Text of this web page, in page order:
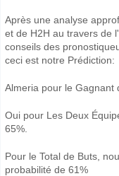
Après une analyse
et de H2H au travers de
conseils des
ceci est notre Prédiction:
Almeria pour le Gagnant
Oui pour Les Deux
65%.
Pour le Total de Buts,
probabilité de 61%